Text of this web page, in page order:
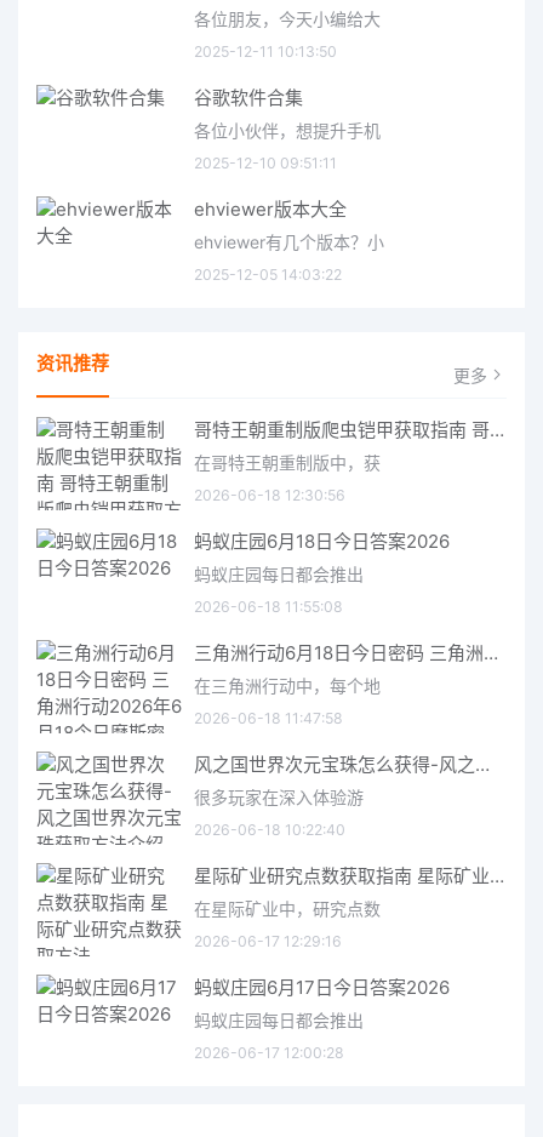
各位朋友，今天小编给大
2025-12-11 10:13:50
谷歌软件合集
各位小伙伴，想提升手机
2025-12-10 09:51:11
ehviewer版本大全
ehviewer有几个版本？小
2025-12-05 14:03:22
资讯推荐 更多
哥特王朝重制版爬虫铠甲获取指南 哥特王朝重制版爬虫铠甲获取方法
在哥特王朝重制版中，获
2026-06-18 12:30:56
蚂蚁庄园6月18日今日答案2026
蚂蚁庄园每日都会推出
2026-06-18 11:55:08
三角洲行动6月18日今日密码 三角洲行动2026年6月18今日摩斯密码分享
在三角洲行动中，每个地
2026-06-18 11:47:58
风之国世界次元宝珠怎么获得-风之国世界次元宝珠获取方法介绍
很多玩家在深入体验游
2026-06-18 10:22:40
星际矿业研究点数获取指南 星际矿业研究点数获取方法
在星际矿业中，研究点数
2026-06-17 12:29:16
蚂蚁庄园6月17日今日答案2026
蚂蚁庄园每日都会推出
2026-06-17 12:00:28